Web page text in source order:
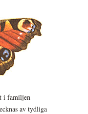
i familjen
av tydliga